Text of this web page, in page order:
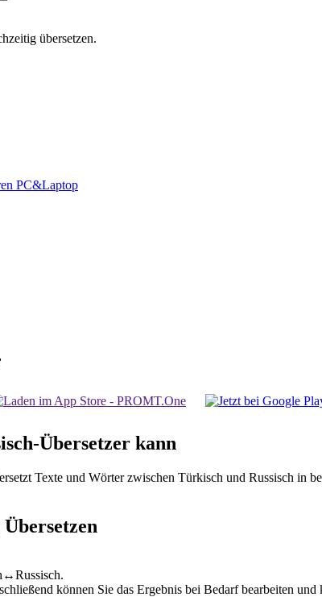
übersetzen.
PC&Laptop
Übersetzer kann
Texte und Wörter zwischen Türkisch und Russisch in
können Sie das Ergebnis bei Bedarf bearbeiten und